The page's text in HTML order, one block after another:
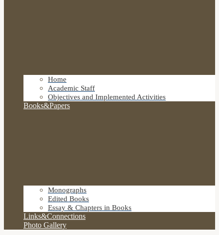
Home
Academic Staff
Objectives and Implemented Activities
Books&Papers
Monographs
Edited Books
Essay & Chapters in Books
Links&Connections
Photo Gallery